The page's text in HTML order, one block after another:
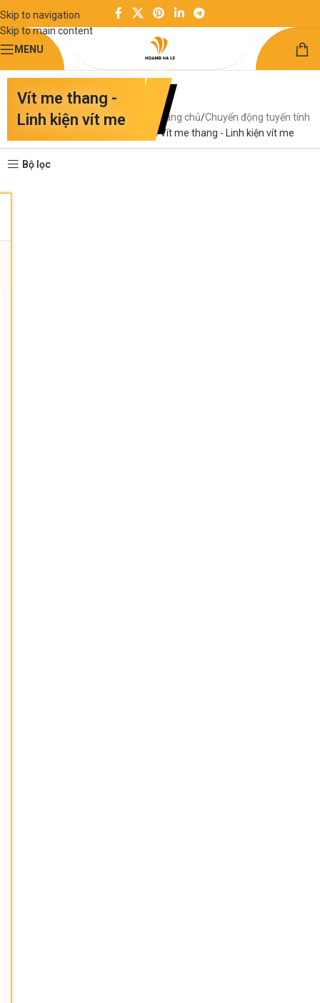
Skip to navigation
Skip to main content
MENU
Vít me thang -
Linh kiện vít me
Trang chủ Chuyển động tuyến tính
Vít me thang - Linh kiện vít me
Bộ lọc